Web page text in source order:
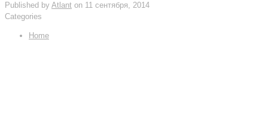
Published by Atlant on 11 сентября, 2014
Categories
Home